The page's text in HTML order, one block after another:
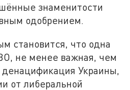
знаменитости
одобрением.
становится, что одна
не менее важная, чем
Украины,
от либеральной